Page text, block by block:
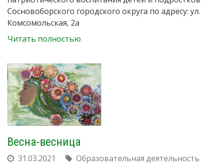
Сосновоборского городского округа по адресу: ул.
Комсомольская, 2а
Читать полностью
Весна-весница
31.03.2021
Образовательная деятельность